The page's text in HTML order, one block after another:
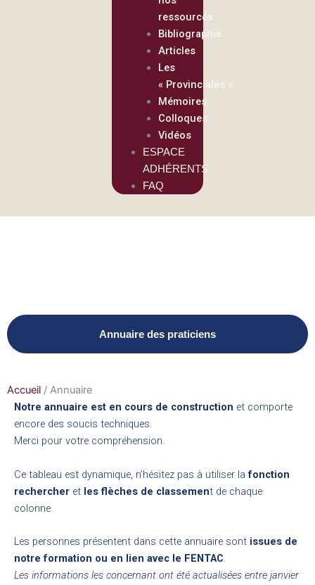
ressources
Bibliographie
Articles
Les
« Provinciales »
Mémoires
Colloques
Vidéos
ESPACE
ADHÉRENTS
FAQ
Annuaire des praticiens
Accueil / Annuaire
Notre annuaire est en cours de construction et comporte
encore des soucis techniques.
Merci pour votre compréhension.
Ce tableau est dynamique, n’hésitez pas à utiliser lafonction
rechercher et les flèches de classement de chaque
colonne.
Les personnes présentent dans cette annuaire sont issues de
notre formation ou en lien avec le FENTAC.
Les informations les concernant ont été actualisées entre janvier